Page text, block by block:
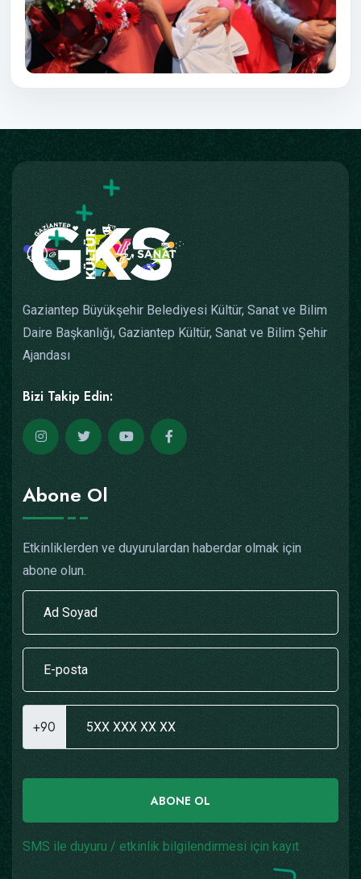
Gaziantep Büyükşehir Belediyesi Kültür, Sanat ve Bilim
Daire Başkanlığı, Gaziantep Kültür, Sanat ve Bilim Şehir
Ajandası
Bizi Takip Edin:
Abone Ol
Etkinliklerden ve duyurulardan haberdar olmak için
abone olun.
+90
ABONE OL
SMS ile duyuru / etkinlik bilgilendirmesi için kayıt